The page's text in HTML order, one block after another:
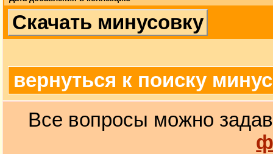
Скачать минусовку
вернуться к поиску
Все вопросы можно